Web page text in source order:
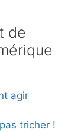
de
agir
tricher !